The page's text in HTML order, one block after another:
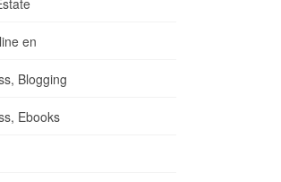
en
Blogging
Ebooks